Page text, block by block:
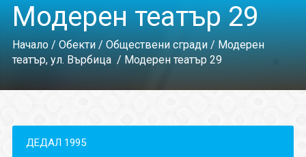
Модерен театър 29
Начало/ Обекти/ Обществени сгради/ Модерен
театър, ул. Върбица / Модерен театър 29
ДЕДАЛ 1995